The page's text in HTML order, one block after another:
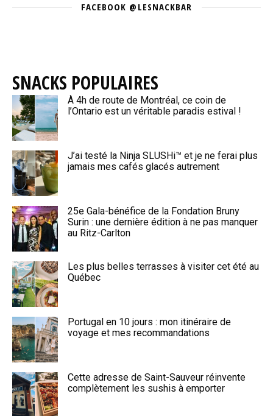
FACEBOOK @LESNACKBAR
SNACKS POPULAIRES
À 4h de route de Montréal, ce coin de
l’Ontario est un véritable paradis estival !
J’ai testé la Ninja SLUSHi™ et je ne ferai plus
jamais mes cafés glacés autrement
25e Gala-bénéfice de la Fondation Bruny
Surin : une dernière édition à ne pas manquer
au Ritz-Carlton
Les plus belles terrasses à visiter cet été au
Québec
Portugal en 10 jours : mon itinéraire de
voyage et mes recommandations
Cette adresse de Saint-Sauveur réinvente
complètement les sushis à emporter